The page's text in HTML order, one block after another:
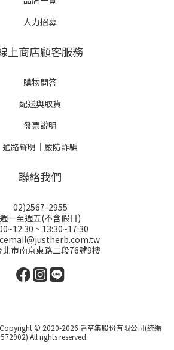
人力招募
上商店顧客服務
購物問答
配送與取貨
發票說明
通路聲明｜嚴防詐騙
聯絡我們
02)2567-2955
週一至週五(不含假日)
、13:30~17:30
北市南京東路二段76號9樓
© 2020-2026 香草集股份有限公司(統編
All rights reserved.